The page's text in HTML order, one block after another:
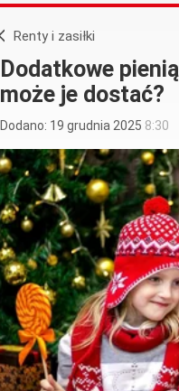
Renty i zasiłki
Dodatkowe
może je dostać?
Dodano: 19 grudnia 2025 8:30